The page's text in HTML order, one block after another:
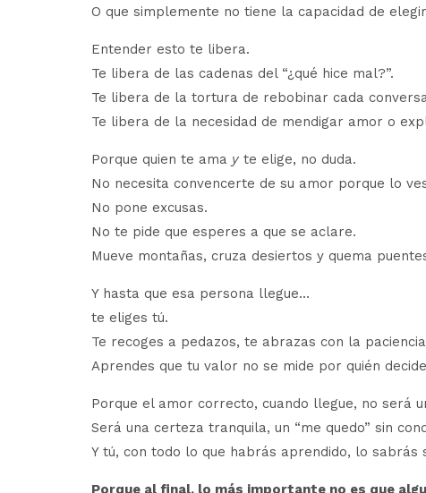
O que simplemente no tiene la capacidad de
Entender esto te libera.
Te libera de las cadenas del “¿qué hice mal?”.
Te libera de la tortura de rebobinar cada
Te libera de la necesidad de mendigar amor o
Porque quien te ama y te elige, no duda.
No necesita convencerte de su amor porque lo
No pone excusas.
No te pide que esperes a que se aclare.
Mueve montañas, cruza desiertos y quema
Y hasta que esa persona llegue…
te eliges tú.
Te recoges a pedazos, te abrazas con la
Aprendes que tu valor no se mide por quién
Porque el amor correcto, cuando llegue, no será
Será una certeza tranquila, un “me quedo” sin
Y tú, con todo lo que habrás aprendido, lo sabrás
Porque al final, lo más importante no es que